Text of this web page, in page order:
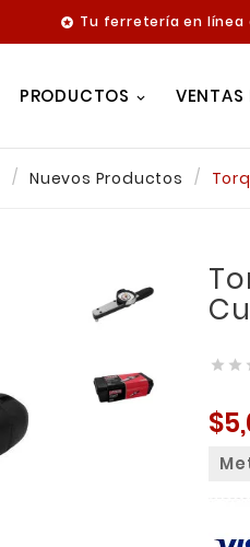
 Tu ferretería en línea
PRODUCTOS VENTAS
Nuevos Productos
 